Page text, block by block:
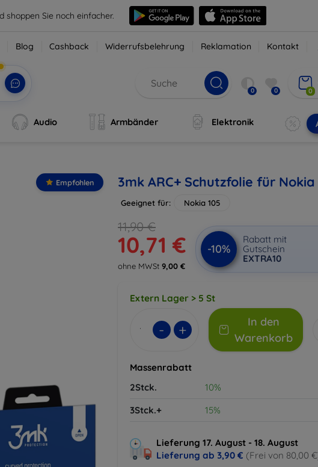
shoppen Sie noch einfacher.
Blog Cashback Widerrufsbelehrung Reklamation Kontakt
0 0 0
Audio Armbänder Elektronik
Empfohlen 3mk ARC+ Schutzfolie für Nokia
Geeignet für: Nokia 105
11,90 €
10,71 €
ohne MWSt 9,00 €
-10%
Rabatt mit
Gutschein
EXTRA10
Extern Lager > 5 St
- +
In den
Warenkorb
Massenrabatt
2Stck.
10%
3Stck.+
15%
Lieferung 17. August - 18. August
Lieferung ab 3,90 € (Frei von 80,00